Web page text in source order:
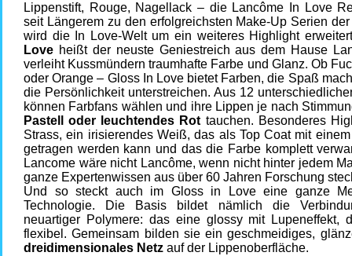
Lippenstift, Rouge, Nagellack – die Lancôme In Love
seit Längerem zu den erfolgreichsten Make-Up Serien
wird die In Love-Welt um ein weiteres Highlight
Love heißt der neuste Geniestreich aus dem Hause
verleiht Kussmündern traumhafte Farbe und Glanz. Ob
oder Orange – Gloss In Love bietet Farben, die Spaß
die Persönlichkeit unterstreichen. Aus 12
können Farbfans wählen und ihre Lippen je nach
Pastell oder leuchtendes Rottauchen. Besonderes
Strass, ein irisierendes Weiß, das als Top Coat mit
getragen werden kann und das die Farbe komplett
Lancome wäre nicht Lancôme, wenn nicht hinter jedem
ganze Expertenwissen aus über 60 Jahren Forschung
Und so steckt auch im Gloss in Love eine ganze
Technologie. Die Basis bildet nämlich die
neuartiger Polymere: das eine glossy mit Lupeneffekt,
flexibel. Gemeinsam bilden sie ein geschmeidiges,
dreidimensionales Netz auf der Lippenoberfläche.